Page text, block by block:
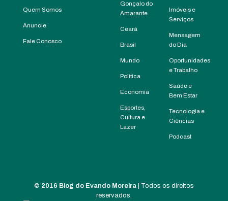
Quem Somos
Anuncie
Fale Conosco
Gonçalo do
Amarante
Ceará
Brasil
Mundo
Política
Economia
Esportes,
Cultura e
Lazer
Imóveis e
Serviços
Mensagem
do Dia
Oportunidades
e Trabalho
Saúde e
Bem Estar
Tecnologia e
Ciências
Podcast
© 2016 Blog do Evando Moreira | Todos os direitos
reservados.